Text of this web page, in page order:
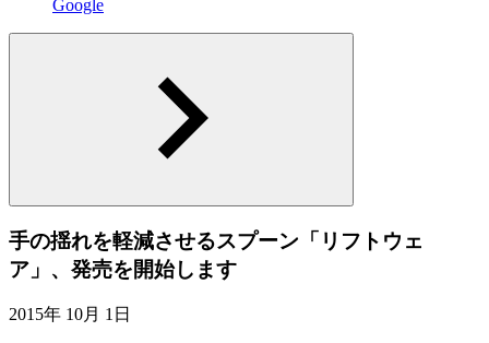
Google
手の揺れを軽減させるスプーン「リフトウェ
ア」、発売を開始します
2015年 10月 1日